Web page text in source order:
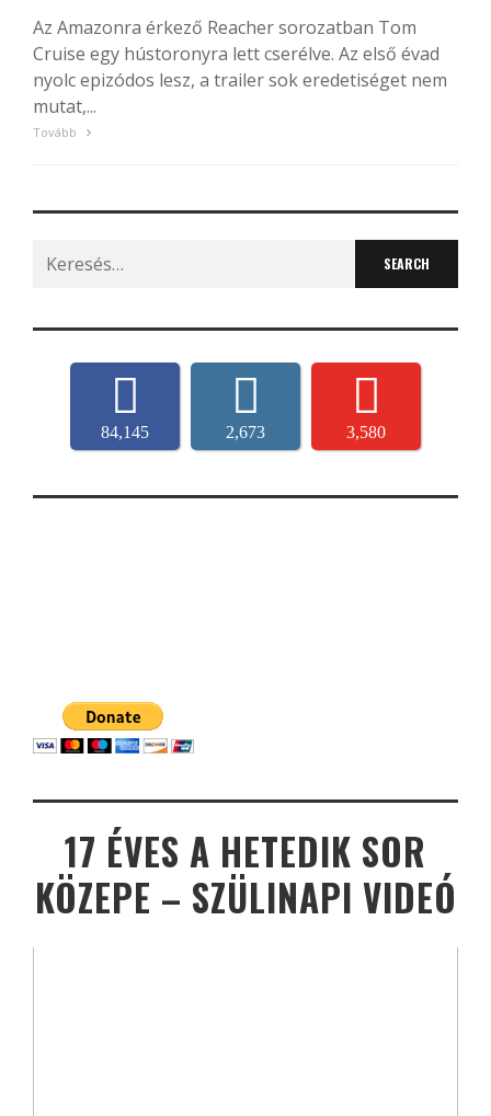
Az Amazonra érkező Reacher sorozatban Tom
Cruise egy hústoronyra lett cserélve. Az első évad
nyolc epizódos lesz, a trailer sok eredetiséget nem
mutat,...
Tovább
Search
for:
84,145 2,673 3,580
17 ÉVES A HETEDIK SOR
KÖZEPE – SZÜLINAPI VIDEÓ